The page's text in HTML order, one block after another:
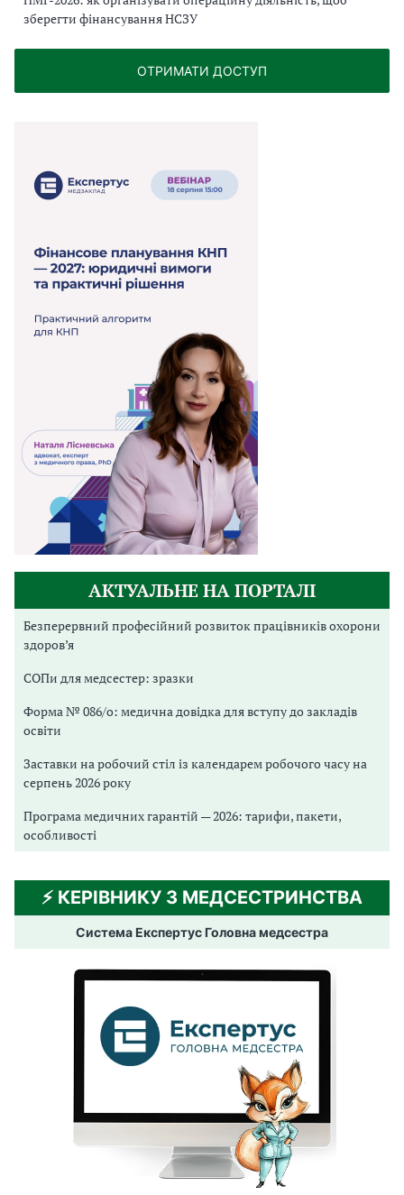
зберегти фінансування НСЗУ
ОТРИМАТИ ДОСТУП
АКТУАЛЬНЕ НА ПОРТАЛІ
Безперервний професійний розвиток працівників охорони
здоров’я
СОПи для медсестер: зразки
Форма № 086/о: медична довідка для вступу до закладів
освіти
Заставки на робочий стіл із календарем робочого часу на
серпень 2026 року
Програма медичних гарантій — 2026: тарифи, пакети,
особливості
⚡️ КЕРІВНИКУ З МЕДСЕСТРИНСТВА
Система Експертус Головна медсестра